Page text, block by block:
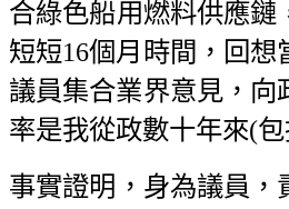
合綠色船用燃料供應鏈
短短16個月時間，回
議員集合業界意見，
率是我從政數十年來(
事實證明，身為議員，